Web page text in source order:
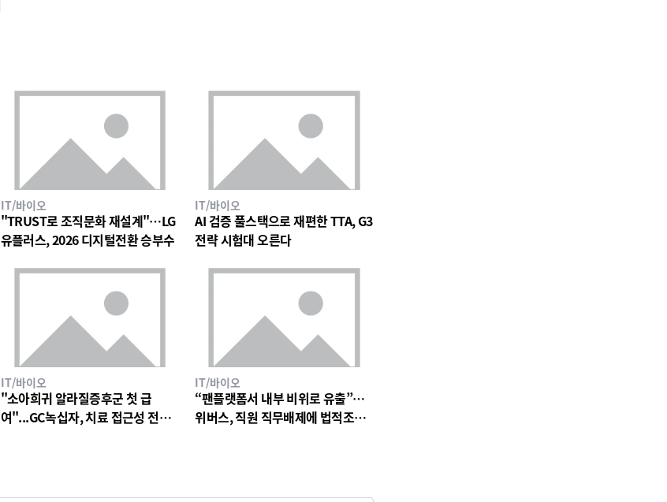
IT/바이오
"TRUST로 조직문화 재설계"…LG
유플러스, 2026 디지털전환 승부수
IT/바이오
AI 검증 풀스택으로 재편한 TTA, G3
전략 시험대 오른다
IT/바이오
"소아희귀 알라질증후군 첫 급
여"...GC녹십자, 치료 접근성 전환
IT/바이오
“팬플랫폼서 내부 비위로 유출”…
위버스, 직원 직무배제에 법적조치